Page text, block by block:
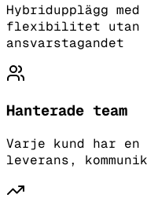
Hybridupplägg
flexibilitet utan
ansvarstagandet
Hanterade team
Varje kund har
leverans,